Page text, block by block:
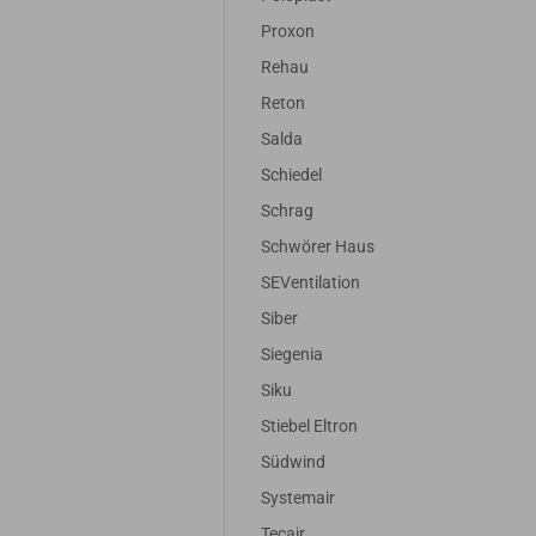
Proxon
Rehau
Reton
Salda
Schiedel
Schrag
Schwörer Haus
SEVentilation
Siber
Siegenia
Siku
Stiebel Eltron
Südwind
Systemair